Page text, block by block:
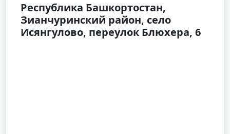
Республика Башкортостан,
Зианчуринский район, село
Исянгулово, переулок Блюхера, 6